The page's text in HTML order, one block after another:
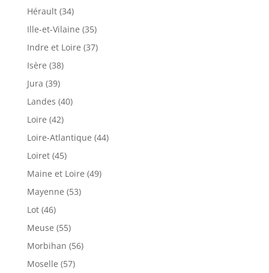
Hérault (34)
Ille-et-Vilaine (35)
Indre et Loire (37)
Isère (38)
Jura (39)
Landes (40)
Loire (42)
Loire-Atlantique (44)
Loiret (45)
Maine et Loire (49)
Mayenne (53)
Lot (46)
Meuse (55)
Morbihan (56)
Moselle (57)